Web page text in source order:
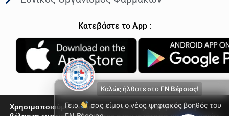
Κατεβάστε το App :
Καλώς ήλθατε στο ΓΝ Βέροιας!
Γεια
σας είμαι ο νέος ψηφιακός βοηθός του
Χρησιμοποιούμε cookies για να σας προσφέρουμε τη